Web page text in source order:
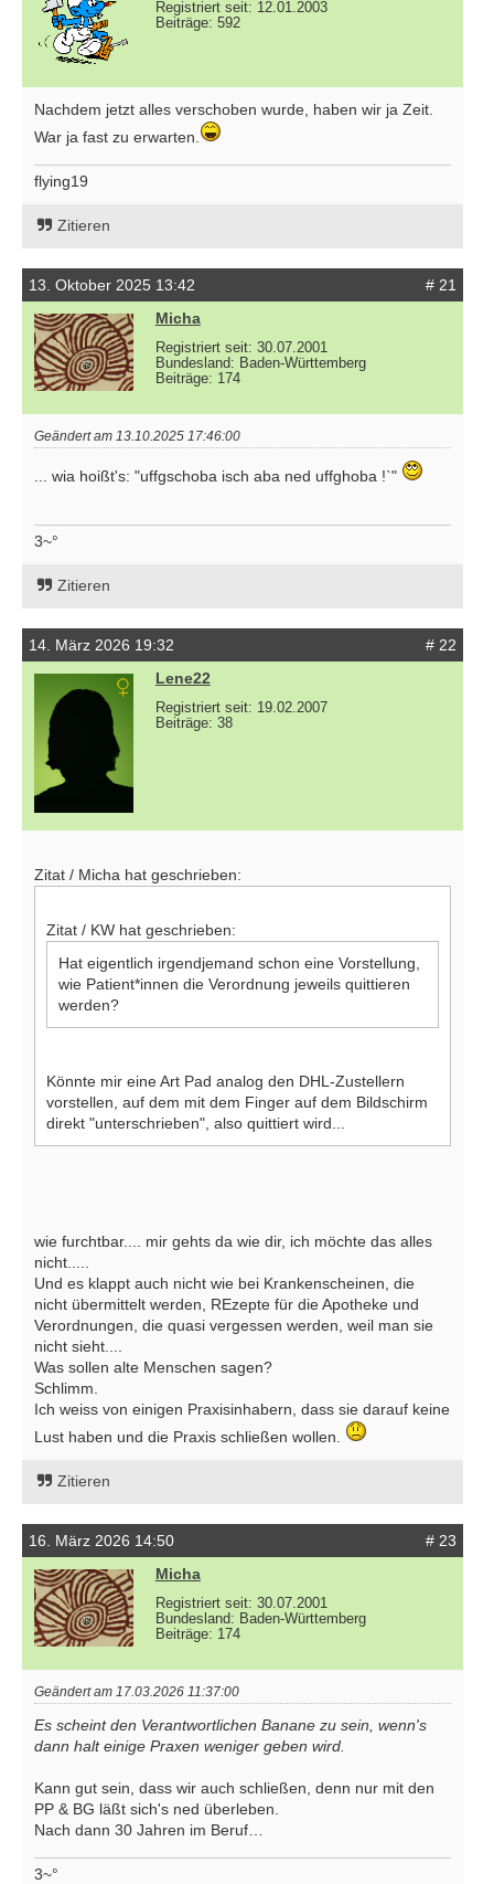
Registriert seit: 12.01.2003
Beiträge: 592
Nachdem jetzt alles verschoben wurde, haben wir ja Zeit.
War ja fast zu erwarten.
flying19
Zitieren
13. Oktober 2025 13:42
# 21
Micha
Registriert seit: 30.07.2001
Bundesland: Baden-Württemberg
Beiträge: 174
Geändert am 13.10.2025 17:46:00
... wia hoißt's: "uffgschoba isch aba ned uffghoba !`"
3~°
Zitieren
14. März 2026 19:32
# 22
Lene22
Registriert seit: 19.02.2007
Beiträge: 38
Zitat / Micha hat geschrieben:
Zitat / KW hat geschrieben:
Hat eigentlich irgendjemand schon eine Vorstellung,
wie Patient*innen die Verordnung jeweils quittieren
werden?
Könnte mir eine Art Pad analog den DHL-Zustellern
vorstellen, auf dem mit dem Finger auf dem Bildschirm
direkt "unterschrieben", also quittiert wird...
wie furchtbar.... mir gehts da wie dir, ich möchte das alles
nicht.....
Und es klappt auch nicht wie bei Krankenscheinen, die
nicht übermittelt werden, REzepte für die Apotheke und
Verordnungen, die quasi vergessen werden, weil man sie
nicht sieht....
Was sollen alte Menschen sagen?
Schlimm.
Ich weiss von einigen Praxisinhabern, dass sie darauf keine
Lust haben und die Praxis schließen wollen.
Zitieren
16. März 2026 14:50
# 23
Micha
Registriert seit: 30.07.2001
Bundesland: Baden-Württemberg
Beiträge: 174
Geändert am 17.03.2026 11:37:00
Es scheint den Verantwortlichen Banane zu sein, wenn's
dann halt einige Praxen weniger geben wird.
Kann gut sein, dass wir auch schließen, denn nur mit den
PP & BG läßt sich's ned überleben.
Nach dann 30 Jahren im Beruf…
3~°